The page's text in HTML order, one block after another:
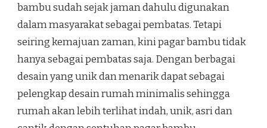
bambu sudah sejak jaman dahulu digunakan
dalam masyarakat sebagai pembatas. Tetapi
seiring kemajuan zaman, kini pagar bambu tidak
hanya sebagai pembatas saja. Dengan berbagai
desain yang unik dan menarik dapat sebagai
pelengkap desain rumah minimalis sehingga
rumah akan lebih terlihat indah, unik, asri dan